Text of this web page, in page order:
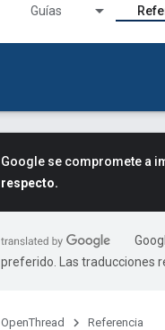
Guías
Google se compromete a
respecto.
preferido. Las traducciones
OpenThread Referencia